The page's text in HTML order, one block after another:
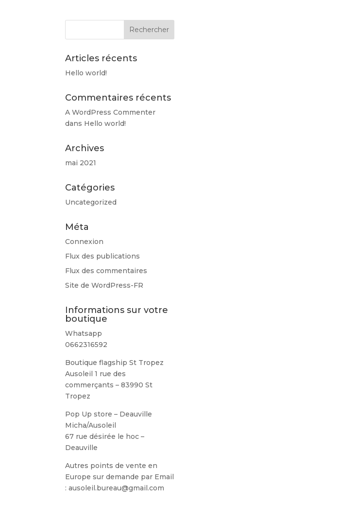
Articles récents
Hello world!
Commentaires récents
A WordPress Commenter
dans Hello world!
Archives
mai 2021
Catégories
Uncategorized
Méta
Connexion
Flux des publications
Flux des commentaires
Site de WordPress-FR
Informations sur votre
boutique
Whatsapp
0662316592
Boutique flagship St Tropez
Ausoleil 1 rue des
commerçants – 83990 St
Tropez
Pop Up store – Deauville
Micha/Ausoleil
67 rue désirée le hoc –
Deauville
Autres points de vente en
Europe sur demande par Email
: ausoleil.bureau@gmail.com